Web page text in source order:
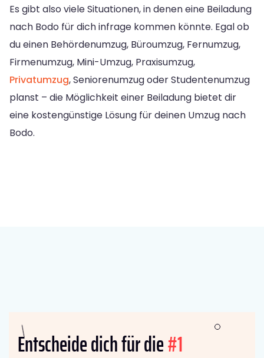
Es gibt also viele Situationen, in denen eine Beiladung
nach Bodo für dich infrage kommen könnte. Egal ob
du einen Behördenumzug, Büroumzug, Fernumzug,
Firmenumzug, Mini-Umzug, Praxisumzug,
Privatumzug, Seniorenumzug oder Studentenumzug
planst – die Möglichkeit einer Beiladung bietet dir
eine kostengünstige Lösung für deinen Umzug nach
Bodo.
Entscheide dich für die#1